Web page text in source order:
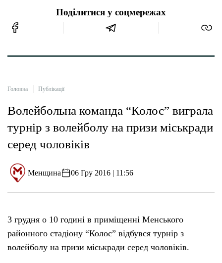
Поділитися у соцмережах
Головна Публікації
Волейбольна команда “Колос” виграла
турнір з волейболу на призи міськради
серед чоловіків
Менщина 06 Гру 2016 | 11:56
3 грудня о 10 годині в приміщенні Менського
районного стадіону “Колос” відбувся турнір з
волейболу на призи міськради серед чоловіків.